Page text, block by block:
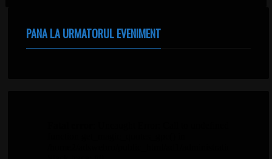
PANA LA URMATORUL EVENIMENT